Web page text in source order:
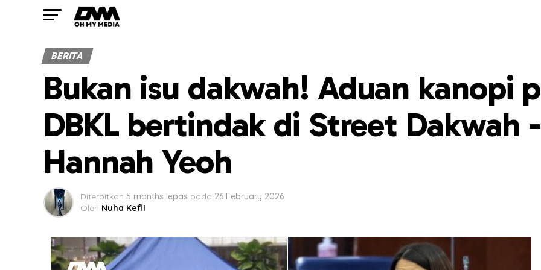
BERITA
Bukan isu dakwah! Aduan kanopi
DBKL bertindak di Street Dakwah -
Hannah Yeoh
Diterbitkan 5 months lepas pada 26 February 2026
Oleh Nuha Kefli